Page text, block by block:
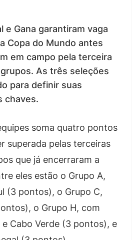
e Gana garantiram vaga
Copa do Mundo antes
em campo pela terceira
As três seleções
para definir suas
chaves.
soma quatro pontos
superada pelas terceiras
que já encerraram a
eles estão o Grupo A,
(3 pontos), o Grupo C,
o Grupo H, com
Cabo Verde (3 pontos), e